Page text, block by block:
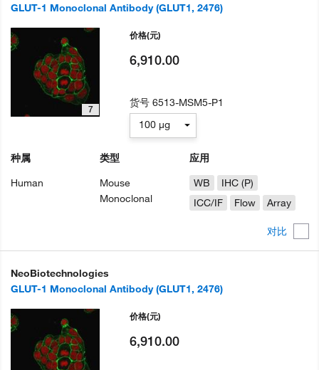
GLUT-1 Monoclonal Antibody (GLUT1, 2476)
对比
7
种属
Human
类型
Mouse
Monoclonal
应用
WB
IHC (P)
ICC/IF
Flow Array
价格(元)
6,910.00
货号6513-MSM5-P1
100 µg
NeoBiotechnologies
GLUT-1 Monoclonal Antibody (GLUT1, 2476)
价格(元)
6,910.00